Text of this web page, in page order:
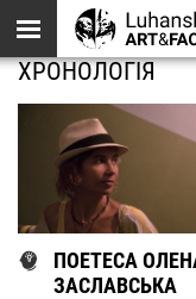
Перейти до основного
ХРОНОЛОГІЯ
ПОЕТЕСА
ЗАСЛАВСЬКА